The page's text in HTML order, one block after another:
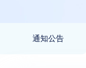
通知公告